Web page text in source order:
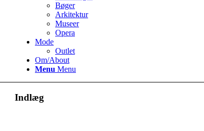
Bøger
Arkitektur
Museer
Opera
Mode
Outlet
Om/About
Menu Menu
Indlæg